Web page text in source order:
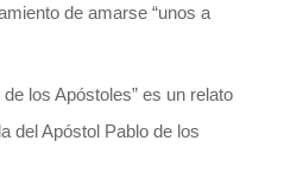
de amarse “unos a
los Apóstoles” es un relato
del Apóstol Pablo de los